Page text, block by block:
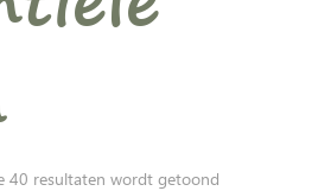
40 resultaten wordt getoondGesorteerd